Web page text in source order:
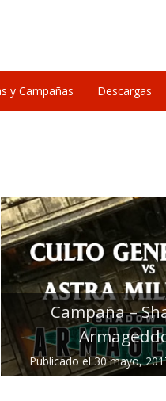
y Campañas Descargas
Campaña –
Publicado el30 mayo,